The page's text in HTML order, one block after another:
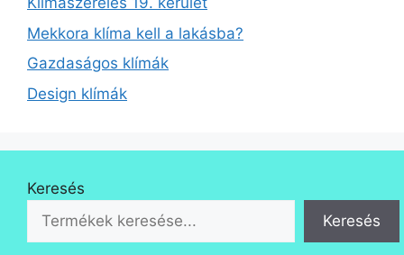
Mekkora klíma kell a lakásba?
Gazdaságos klímák
Design klímák
Keresés
Keresés